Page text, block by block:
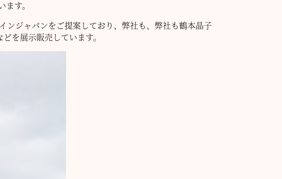
す。
ンジャパンをご提案しており、弊社も、弊社も鶴本晶子
を展示販売しています。